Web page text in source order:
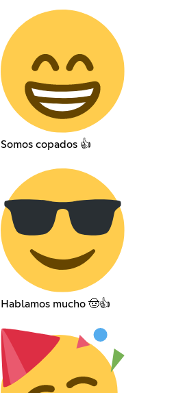
Somos copados 👍
Hablamos mucho 🤠👍